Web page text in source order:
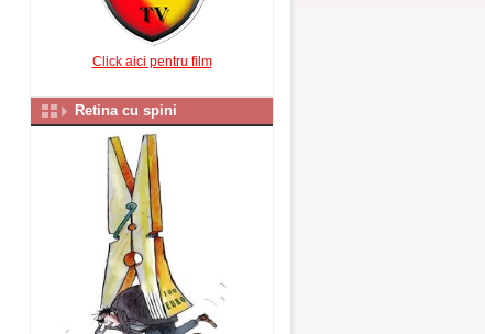
Click aici pentru film
Retina cu spini